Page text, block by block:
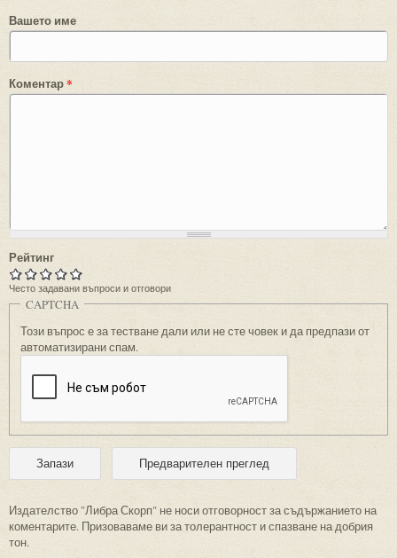
Вашето име
Коментар*
Рейтинг
Често задавани въпроси и отговори
CAPTCHA
Този въпрос е за тестване дали или не сте човек и да предпази от
автоматизирани спам.
Издателство "Либра Скорп" не носи отговорност за съдържанието на
коментарите. Призоваваме ви за толерантност и спазване на добрия
тон.